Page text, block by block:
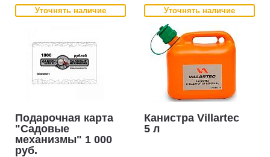
Уточнять наличие
Подарочная карта
"Садовые
механизмы" 1 000
руб.
Уточнять наличие
Канистра Villartec
5 л